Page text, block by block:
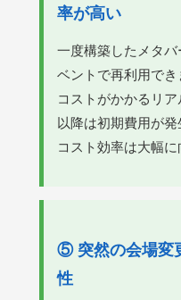
率が高い
一度構築したメタ
ベントで再利用で
コストがかかるリ
以降は初期費用が
コスト効率は大幅に
⑤ 突然の会場変
性